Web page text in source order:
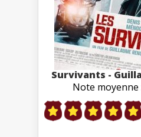
Survivants -
Note moyenne